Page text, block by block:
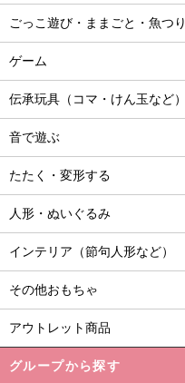
ごっこ遊び・ままごと・魚つり
ゲーム
伝承玩具（コマ・けん玉など）
音で遊ぶ
たたく・変形する
人形・ぬいぐるみ
インテリア（節句人形など）
その他おもちゃ
アウトレット商品
グループから探す